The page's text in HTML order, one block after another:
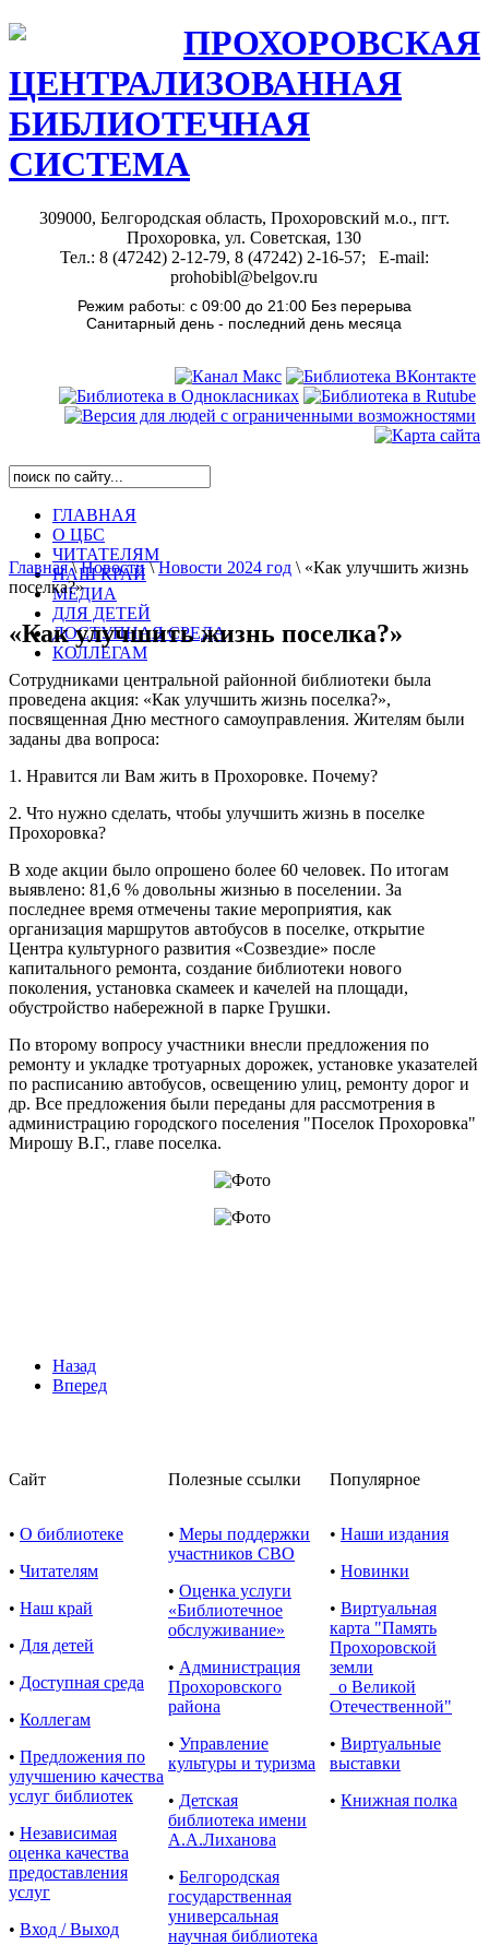
ПРОХОРОВСКАЯ
ЦЕНТРАЛИЗОВАННАЯ
БИБЛИОТЕЧНАЯ
СИСТЕМА
309000, Белгородская область, Прохоровский м.о., пгт.
Прохоровка, ул. Советская, 130
Тел.: 8 (47242) 2-12-79, 8 (47242) 2-16-57; E-mail:
prohobibl@belgov.ru
Режим работы: с 09:00 до 21:00 Без перерыва
Санитарный день - последний день месяца
ГЛАВНАЯ
О ЦБС
ЧИТАТЕЛЯМ
НАШ КРАЙ
МЕДИА
ДЛЯ ДЕТЕЙ
ДОСТУПНАЯ СРЕДА
КОЛЛЕГАМ
Главная\Новости\Новости 2024 год \ «Как улучшить жизнь
поселка?»
«Как улучшить жизнь поселка?»
Сотрудниками центральной районной библиотеки была
проведена акция: «Как улучшить жизнь поселка?»,
посвященная Дню местного самоуправления. Жителям были
заданы два вопроса:
1. Нравится ли Вам жить в Прохоровке. Почему?
2. Что нужно сделать, чтобы улучшить жизнь в поселке
Прохоровка?
В ходе акции было опрошено более 60 человек. По итогам
выявлено: 81,6 % довольны жизнью в поселении. За
последнее время отмечены такие мероприятия, как
организация маршрутов автобусов в поселке, открытие
Центра культурного развития «Созвездие» после
капитального ремонта, создание библиотеки нового
поколения, установка скамеек и качелей на площади,
обустройство набережной в парке Грушки.
По второму вопросу участники внесли предложения по
ремонту и укладке тротуарных дорожек, установке указателей
по расписанию автобусов, освещению улиц, ремонту дорог и
др. Все предложения были переданы для рассмотрения в
администрацию городского поселения "Поселок Прохоровка"
Мирошу В.Г., главе поселка.
Назад
Вперед
Сайт Полезные ссылки Популярное
• О библиотеке
• Читателям
• Наш край
• Для детей
• Доступная среда
• Коллегам
• Предложения по
улучшению качества
услуг библиотек
• Независимая
оценка качества
предоставления
услуг
• Вход / Выход
• Меры поддержки
участников СВО
• Оценка услуги
«Библиотечное
обслуживание»
• Администрация
Прохоровского
района
• Управление
культуры и туризма
• Детская
библиотека имени
А.А.Лиханова
• Белгородская
государственная
универсальная
научная библиотека
• Наши издания
• Новинки
• Виртуальная
карта "Память
Прохоровской
земли
о Великой
Отечественной"
• Виртуальные
выставки
• Книжная полка